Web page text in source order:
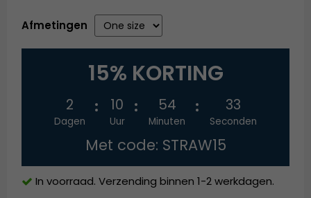
Afmetingen
15% KORTING
2
Dagen
10
Uur
54
Minuten
33
Seconden
Met code: STRAW15
In voorraad. Verzending binnen 1-2 werkdagen.